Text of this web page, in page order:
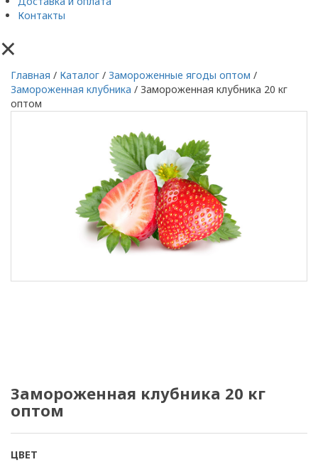
Контакты
×
Главная / Каталог / Замороженные ягоды оптом /
Замороженная клубника / Замороженная клубника 20 кг
оптом
Замороженная клубника 20 кг
оптом
ЦВЕТ